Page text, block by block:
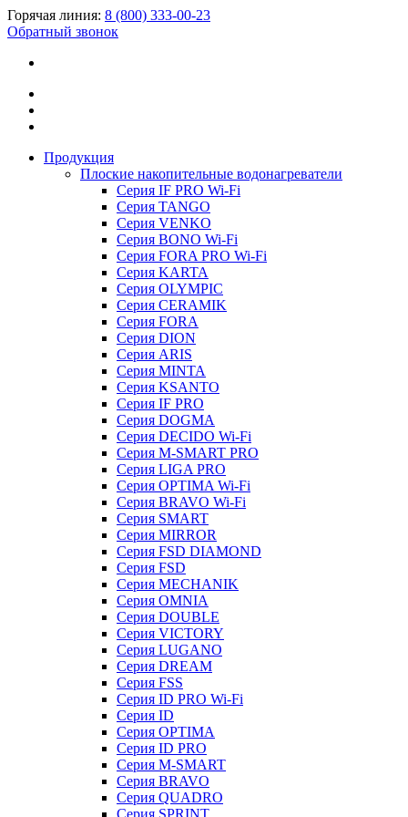
Горячая линия: 8 (800) 333-00-23
Обратный звонок
Продукция
Плоские накопительные водонагреватели
Серия IF PRO Wi-Fi
Серия TANGO
Серия VENKO
Серия BONO Wi-Fi
Серия FORA PRO Wi-Fi
Серия KARTA
Серия OLYMPIC
Серия CERAMIK
Серия FORA
Серия DION
Серия ARIS
Серия MINTA
Серия KSANTO
Серия IF PRO
Серия DOGMA
Серия DECIDO Wi-Fi
Серия M-SMART PRO
Серия LIGA PRO
Серия OPTIMA Wi-Fi
Серия BRAVO Wi-Fi
Серия SMART
Серия MIRROR
Серия FSD DIAMOND
Серия FSD
Серия MECHANIK
Серия OMNIA
Серия DOUBLE
Серия VICTORY
Серия LUGANO
Серия DREAM
Серия FSS
Серия ID PRO Wi-Fi
Серия ID
Серия OPTIMA
Серия ID PRO
Серия M-SMART
Серия BRAVO
Серия QUADRO
Серия SPRINT